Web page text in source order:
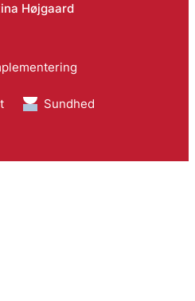
Højgaard
Sundhed